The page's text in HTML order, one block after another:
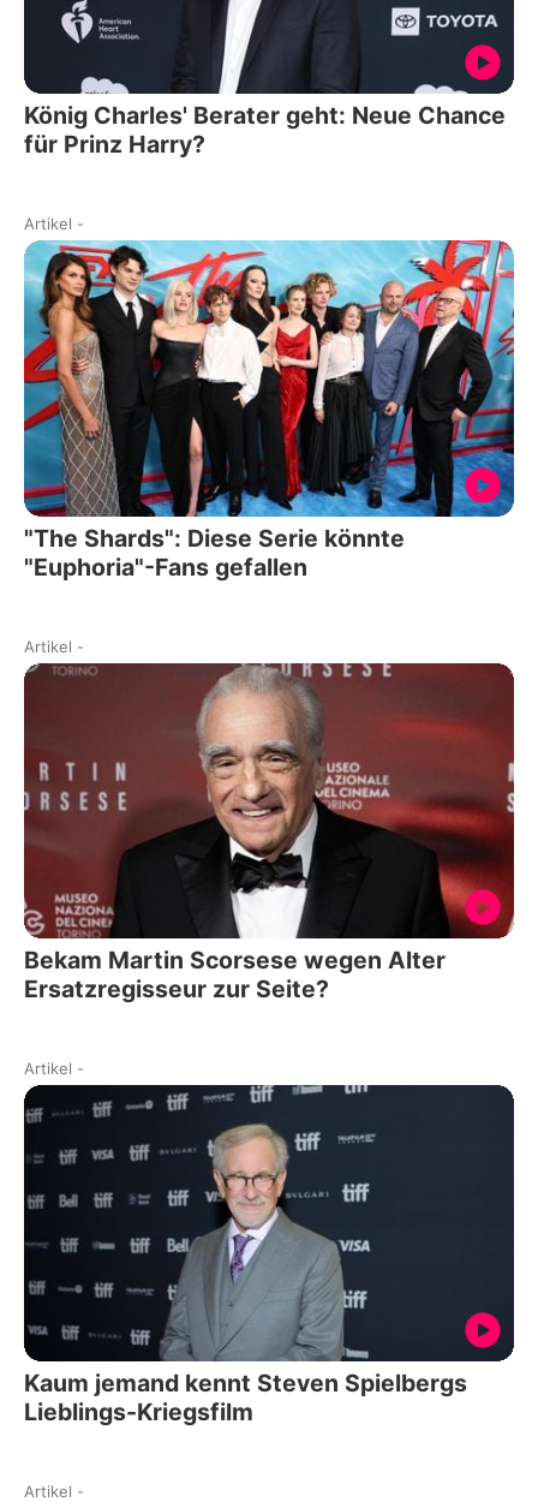
König Charles' Berater geht: Neue Chance
für Prinz Harry?
Artikel -
"The Shards": Diese Serie könnte
"Euphoria"-Fans gefallen
Artikel -
Bekam Martin Scorsese wegen Alter
Ersatzregisseur zur Seite?
Artikel -
Kaum jemand kennt Steven Spielbergs
Lieblings-Kriegsfilm
Artikel -